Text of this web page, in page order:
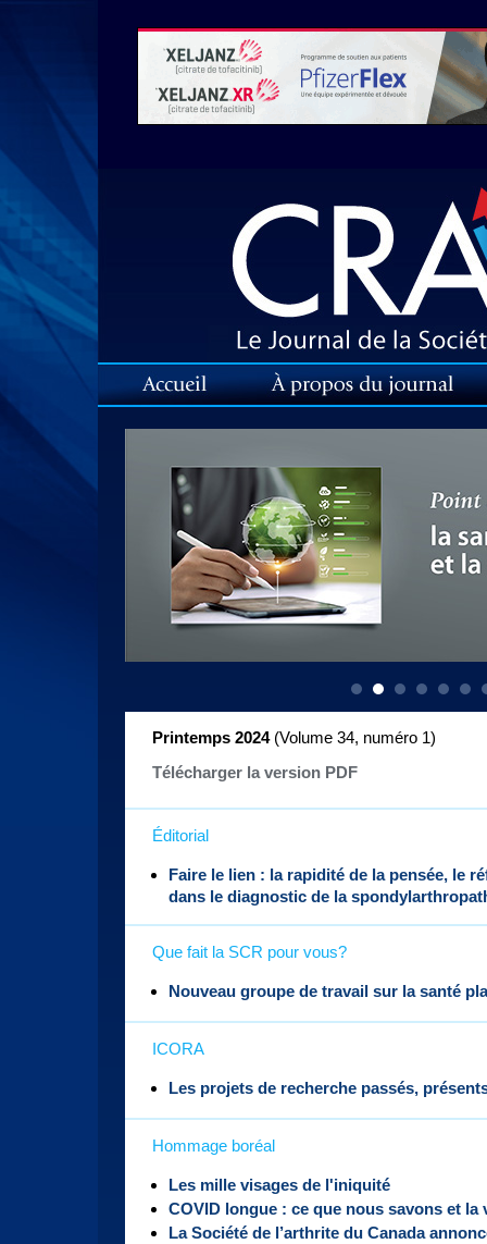
Printemps 2024(Volume 34, numéro 1)
Télécharger la version PDF
Éditorial
Faire le lien : la rapidité de la pensée, le
dans le diagnostic de la
Que fait la SCR pour vous?
Nouveau groupe de travail sur la santé
ICORA
Les projets de recherche passés,
Hommage boréal
Les mille visages de l'iniquité
COVID longue : ce que nous savons et la
La Société de l’arthrite du Canada